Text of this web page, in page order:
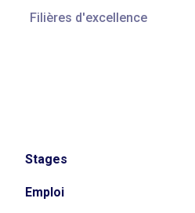
Filières d'excellence
Stages
Emploi